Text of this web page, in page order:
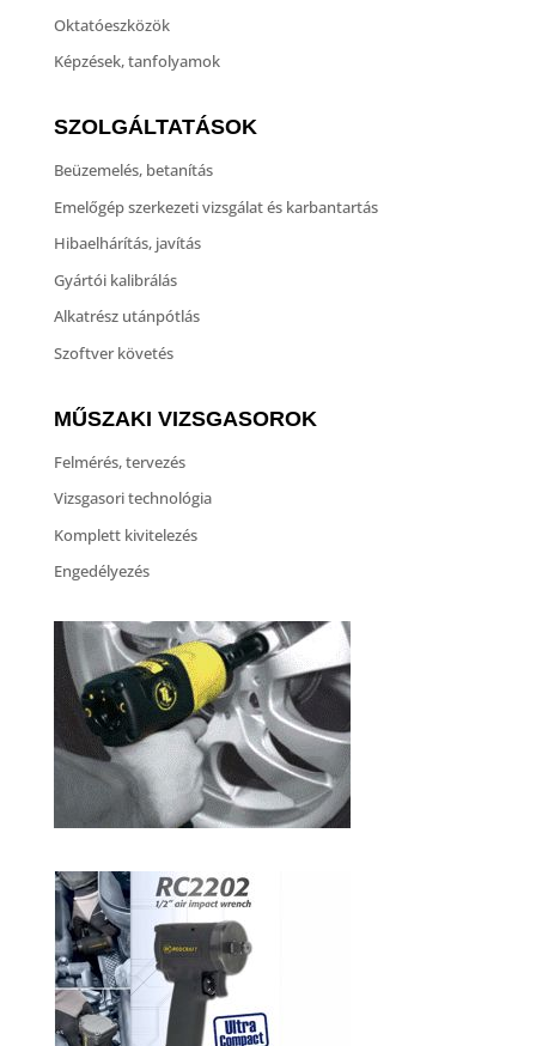
Oktatóeszközök
Képzések, tanfolyamok
SZOLGÁLTATÁSOK
Beüzemelés, betanítás
Emelőgép szerkezeti vizsgálat és karbantartás
Hibaelhárítás, javítás
Gyártói kalibrálás
Alkatrész utánpótlás
Szoftver követés
MŰSZAKI VIZSGASOROK
Felmérés, tervezés
Vizsgasori technológia
Komplett kivitelezés
Engedélyezés